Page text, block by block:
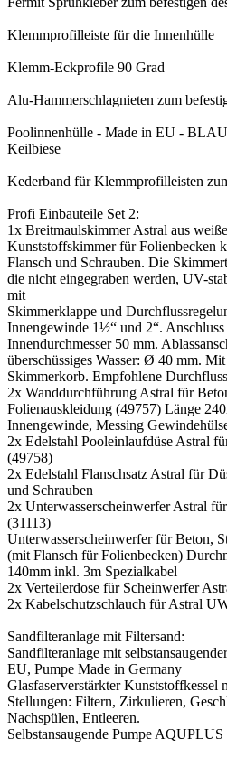
Klemmprofilleiste für die Innenhülle
Klemm-Eckprofile 90 Grad
Alu-Hammerschlagnieten zum
Poolinnenhülle - Made in EU -
Keilbiese
Kederband für Klemmprofilleisten
Profi Einbauteile Set 2:
1x Breitmaulskimmer Astral aus
Kunststoffskimmer für Folienbecken
Flansch und Schrauben. Die
die nicht eingegraben werden, UV-
mit
Skimmerklappe und
Innengewinde 1½“ und 2“. Anschluss
Innendurchmesser 50 mm.
überschüssiges Wasser: Ø 40 mm. Mit
Skimmerkorb. Empfohlene
2x Wanddurchführung Astral für
Folienauskleidung (49757) Länge
Innengewinde, Messing
2x Edelstahl Pooleinlaufdüse Astral
(49758)
2x Edelstahl Flanschsatz Astral für
und Schrauben
2x Unterwasserscheinwerfer Astral
(31113)
Unterwasserscheinwerfer für Beton,
(mit Flansch für Folienbecken)
140mm inkl. 3m Spezialkabel
2x Verteilerdose für Scheinwerfer
2x Kabelschutzschlauch für Astral
Sandfilteranlage mit Filtersand:
Sandfilteranlage mit
EU, Pumpe Made in Germany
Glasfaserverstärkter Kunststoffkessel
Stellungen: Filtern, Zirkulieren,
Nachspülen, Entleeren.
Selbstansaugende Pumpe